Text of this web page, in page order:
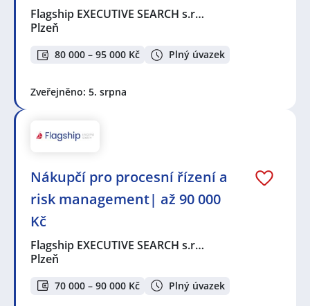
Flagship EXECUTIVE SEARCH s.r…
Plzeň
80 000 – 95 000 Kč Plný úvazek
Zveřejněno: 5. srpna
Nákupčí pro procesní řízení a
risk management| až 90 000
Kč
Flagship EXECUTIVE SEARCH s.r…
Plzeň
70 000 – 90 000 Kč Plný úvazek